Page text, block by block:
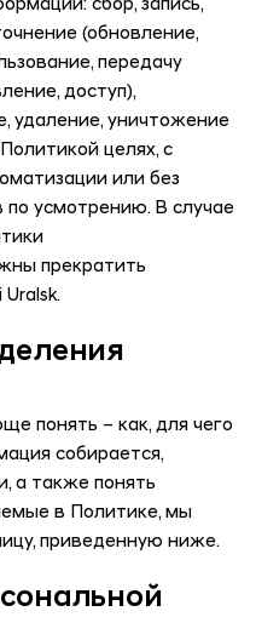
сбор, запись,
(обновление,
передачу
доступ),
удаление, уничтожение
целях, с
или без
по усмотрению. В случае
прекратить
Uralsk.
понять – как, для чего
собирается,
а также понять
в Политике, мы
приведенную ниже.